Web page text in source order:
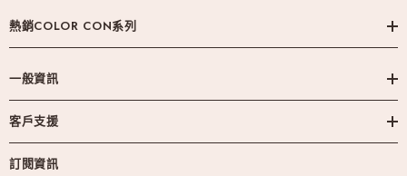
熱銷COLOR CON系列
一般資訊
客戶支援
訂閱資訊